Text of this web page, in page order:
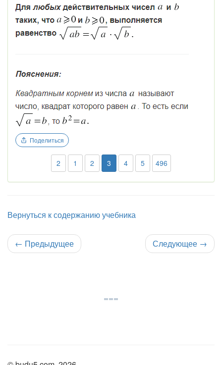
Поделиться
2 1 2 3 4 5 496
Вернуться к содержанию учебника
← Предыдущее Следующее →